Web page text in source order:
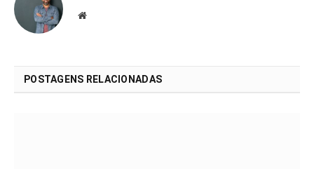
Website
POSTAGENS RELACIONADAS